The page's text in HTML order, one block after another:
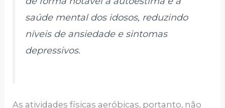
saúde mental dos idosos, reduzindo
níveis de ansiedade e sintomas
depressivos.
As atividades físicas aeróbicas, portanto, não